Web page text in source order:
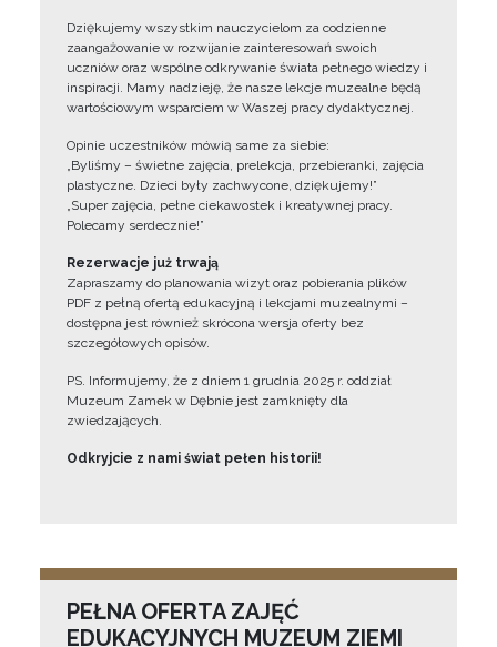
Dziękujemy wszystkim nauczycielom za codzienne
zaangażowanie w rozwijanie zainteresowań swoich
uczniów oraz wspólne odkrywanie świata pełnego wiedzy i
inspiracji. Mamy nadzieję, że nasze lekcje muzealne będą
wartościowym wsparciem w Waszej pracy dydaktycznej.
Opinie uczestników mówią same za siebie:
„Byliśmy – świetne zajęcia, prelekcja, przebieranki, zajęcia
plastyczne. Dzieci były zachwycone, dziękujemy!”
„Super zajęcia, pełne ciekawostek i kreatywnej pracy.
Polecamy serdecznie!”
Rezerwacje już trwają
Zapraszamy do planowania wizyt oraz pobierania plików
PDF z pełną ofertą edukacyjną i lekcjami muzealnymi –
dostępna jest również skrócona wersja oferty bez
szczegółowych opisów.
PS. Informujemy, że z dniem 1 grudnia 2025 r. oddział
Muzeum Zamek w Dębnie jest zamknięty dla
zwiedzających.
Odkryjcie z nami świat pełen historii!
PEŁNA OFERTA ZAJĘĆ
EDUKACYJNYCH MUZEUM ZIEMI